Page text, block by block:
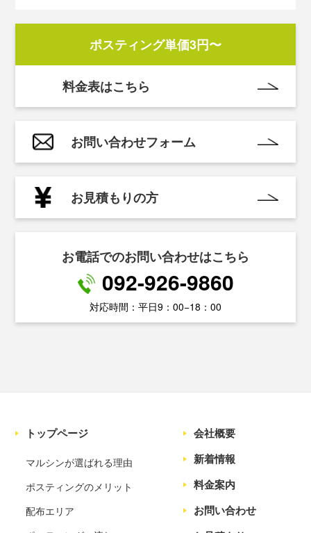
ポスティング単価3円〜
料金表はこちら
お問い合わせフォーム
お見積もりの方
お電話でのお問い合わせはこちら
092-926-9860
対応時間：平日9：00−18：00
トップページ
マルシンが選ばれる理由
ポスティングのメリット
配布エリア
会社概要
新着情報
料金案内
お問い合わせ